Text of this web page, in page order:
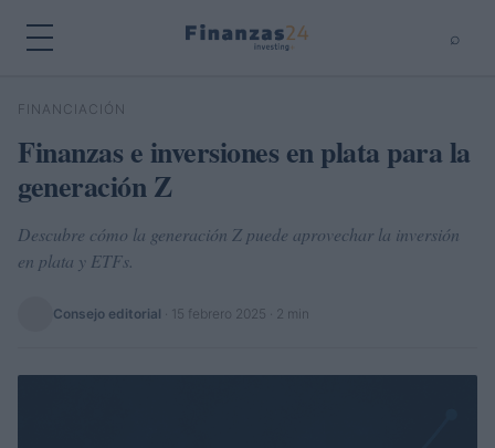
⌕
Buscar
FINANCIACIÓN
Finanzas e inversiones en plata para la
generación Z
Descubre cómo la generación Z puede aprovechar la inversión
en plata y ETFs.
Consejo editorial 15 febrero 2025 · 2 min